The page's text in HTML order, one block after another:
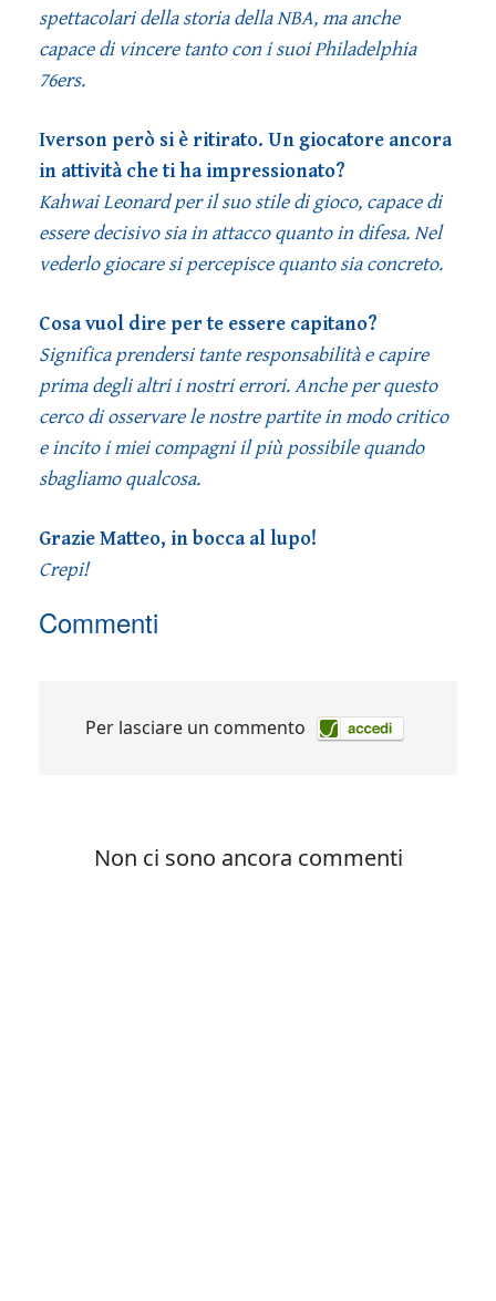
spettacolari della storia della NBA, ma anche
capace di vincere tanto con i suoi Philadelphia
76ers.
Iverson però si è ritirato. Un giocatore ancora
in attività che ti ha impressionato?
Kahwai Leonard per il suo stile di gioco, capace di
essere decisivo sia in attacco quanto in difesa. Nel
vederlo giocare si percepisce quanto sia concreto.
Cosa vuol dire per te essere capitano?
Significa prendersi tante responsabilità e capire
prima degli altri i nostri errori. Anche per questo
cerco di osservare le nostre partite in modo critico
e incito i miei compagni il più possibile quando
sbagliamo qualcosa.
Grazie Matteo, in bocca al lupo!
Crepi!
Commenti